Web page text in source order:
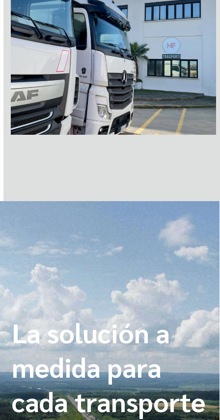
La solución a
medida para
cada transporte